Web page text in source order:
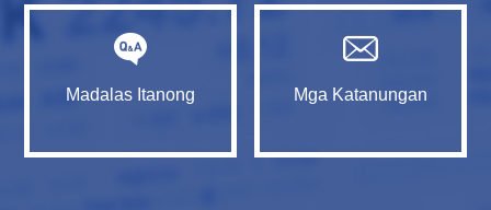
Madalas Itanong Mga Katanungan